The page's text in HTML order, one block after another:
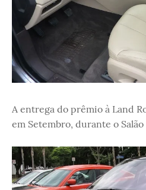
A entrega do prêmio à Land
em Setembro, durante o Salão